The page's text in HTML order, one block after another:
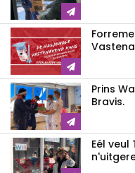
Prins
Bravis.
Eél